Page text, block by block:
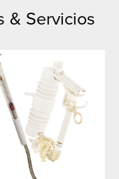
& Servicios